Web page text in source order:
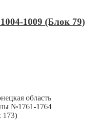
1009 (Блок 79)